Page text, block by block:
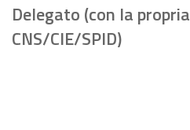
Delegato (con la propria
CNS/CIE/SPID)